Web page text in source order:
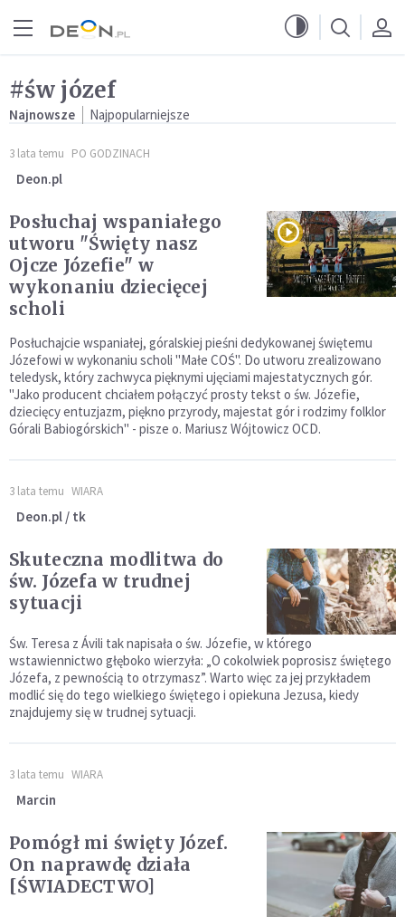
#św józef
Najnowsze Najpopularniejsze
3 lata temu PO GODZINACH
Deon.pl
Posłuchaj wspaniałego
utworu "Święty nasz
Ojcze Józefie" w
wykonaniu dziecięcej
scholi
Posłuchajcie wspaniałej, góralskiej pieśni dedykowanej świętemu
Józefowi w wykonaniu scholi "Małe COŚ". Do utworu zrealizowano
teledysk, który zachwyca pięknymi ujęciami majestatycznych gór.
"Jako producent chciałem połączyć prosty tekst o św. Józefie,
dziecięcy entuzjazm, piękno przyrody, majestat gór i rodzimy folklor
Górali Babiogórskich" - pisze o. Mariusz Wójtowicz OCD.
3 lata temu WIARA
Deon.pl / tk
Skuteczna modlitwa do
św. Józefa w trudnej
sytuacji
Św. Teresa z Ávili tak napisała o św. Józefie, w którego
wstawiennictwo głęboko wierzyła: „O cokolwiek poprosisz świętego
Józefa, z pewnością to otrzymasz”. Warto więc za jej przykładem
modlić się do tego wielkiego świętego i opiekuna Jezusa, kiedy
znajdujemy się w trudnej sytuacji.
3 lata temu WIARA
Marcin
Pomógł mi święty Józef.
On naprawdę działa
[ŚWIADECTWO]